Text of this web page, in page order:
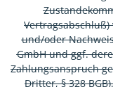
und/oder
GmbH und ggf.
Zahlungsanspruch
Dritter, § 328